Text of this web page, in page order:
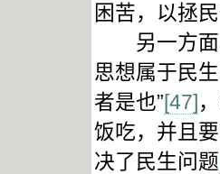
困苦，以拯
另一方面
思想属于民
者是也”[47]
饭吃，并且
决了民生问题